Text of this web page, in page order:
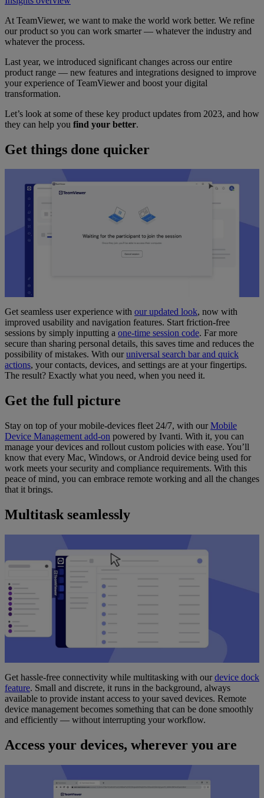
At TeamViewer, we want to make the world work better. We refine
our product so you can work smarter — whatever the industry and
whatever the process.
Last year, we introduced significant changes across our entire
product range — new features and integrations designed to improve
your experience of TeamViewer and boost your digital
transformation.
Let’s look at some of these key product updates from 2023, and how
they can help you find your better.
Get things done quicker
Get seamless user experience with our updated look, now with
improved usability and navigation features. Start friction-free
sessions by simply inputting a one-time session code. Far more
secure than sharing personal details, this saves time and reduces the
possibility of mistakes. With ouruniversal search bar and quick
actions, your contacts, devices, and settings are at your fingertips.
The result? Exactly what you need, when you need it.
Get the full picture
Stay on top of your mobile-devices fleet 24/7, with ourMobile
Device Management add-on powered by Ivanti. With it, you can
manage your devices and rollout custom policies with ease. You’ll
know that every Mac, Windows, or Android device being used for
work meets your security and compliance requirements. With this
peace of mind, you can embrace remote working and all the changes
that it brings.
Multitask seamlessly
Get hassle-free connectivity while multitasking with ourdevice dock
feature. Small and discrete, it runs in the background, always
available to provide instant access to your saved devices. Remote
device management becomes something that can be done smoothly
and efficiently — without interrupting your workflow.
Access your devices, wherever you are